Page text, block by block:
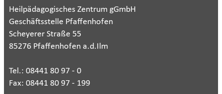
Heilpädagogisches Zentrum gGmbH
Geschäftsstelle Pfaffenhofen
Scheyerer Straße 55
85276 Pfaffenhofen a.d.Ilm
Tel.: 08441 80 97 - 0
Fax: 08441 80 97 - 199